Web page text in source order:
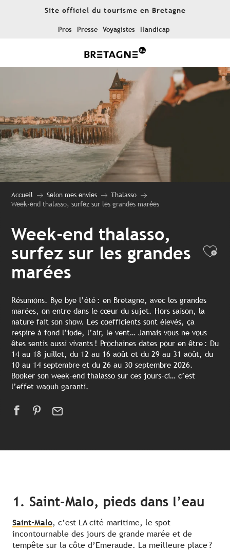
Site officiel du tourisme en Bretagne
Pros Presse Voyagistes Handicap
Accueil Selon mes envies
Thalasso
Week-end thalasso, surfez sur les grandes marées
Week-end thalasso,
surfez sur les grandes
marées
Résumons. Bye bye l’été : en Bretagne, avec les grandes
marées, on entre dans le cœur du sujet. Hors saison, la
nature fait son show. Les coefficients sont élevés, ça
respire à fond l’iode, l’air, le vent… Jamais vous ne vous
êtes sentis aussi vivants ! Prochaines dates pour en être : Du
14 au 18 juillet, du 12 au 16 août et du 29 au 31 août, du
10 au 14 septembre et du 26 au 30 septembre 2026.
Booker son week-end thalasso sur ces jours-ci… c’est
l’effet waouh garanti.
1. Saint-Malo, pieds dans l’eau
Saint-Malo, c’est LA cité maritime, le spot
incontournable des jours de grande marée et de
tempête sur la côte d’Emeraude. La meilleure place ?